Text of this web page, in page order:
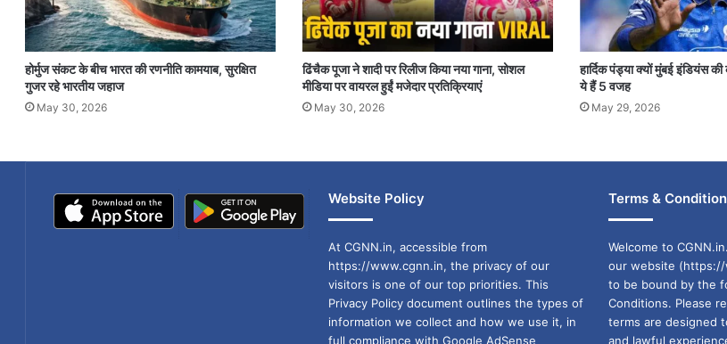
होर्मुज संकट के बीच भारत की रणनीति कामयाब, सुरक्षित
गुजर रहे भारतीय जहाज
May 30, 2026
ढिंचैक पूजा ने शादी पर रिलीज किया नया गाना, सोशल
मीडिया पर वायरल हुईं मजेदार प्रतिक्रियाएं
May 30, 2026
हार्दिक पंड्या क्यों मुंबई इंडियंस
ये हैं 5 वजह
May 29, 2026
Website Policy
At CGNN.in, accessible from
https://www.cgnn.in, the privacy of our
visitors is one of our top priorities. This
Privacy Policy document outlines the types of
information we collect and how we use it, in
full compliance with Google AdSense
Terms & Condition
Welcome to
our website (https://
to be bound by the
Conditions. Please
terms are designed
and lawful